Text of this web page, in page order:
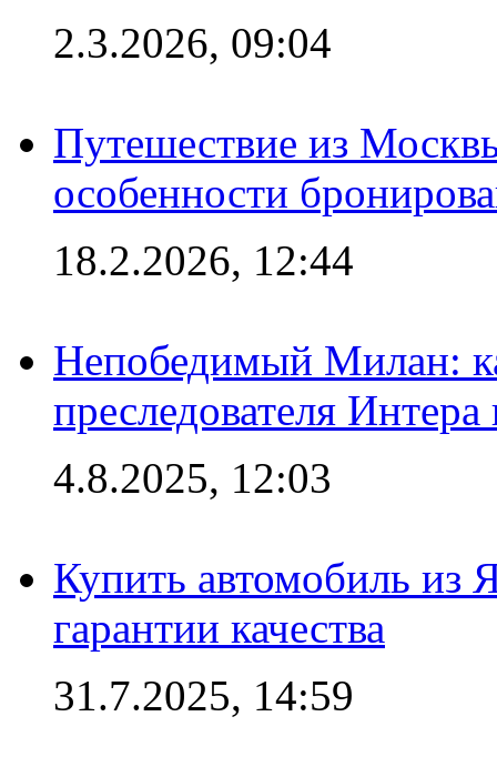
2.3.2026, 09:04
Путешествие из
особенности
18.2.2026, 12:44
Непобедимый Милан:
преследователя
4.8.2025, 12:03
Купить автомобиль из
гарантии качества
31.7.2025, 14:59